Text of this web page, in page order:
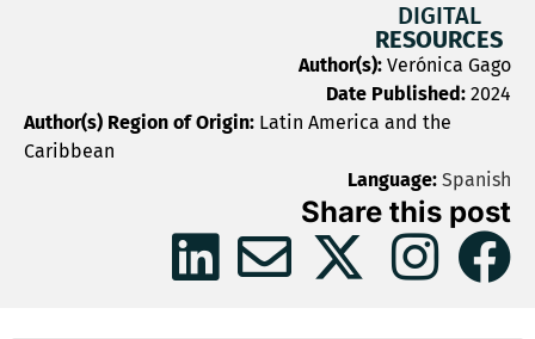
DIGITAL
RESOURCES
Author(s): Verónica Gago
Date Published: 2024
Author(s) Region of Origin: Latin America and the
Caribbean
Language: Spanish
Share this post